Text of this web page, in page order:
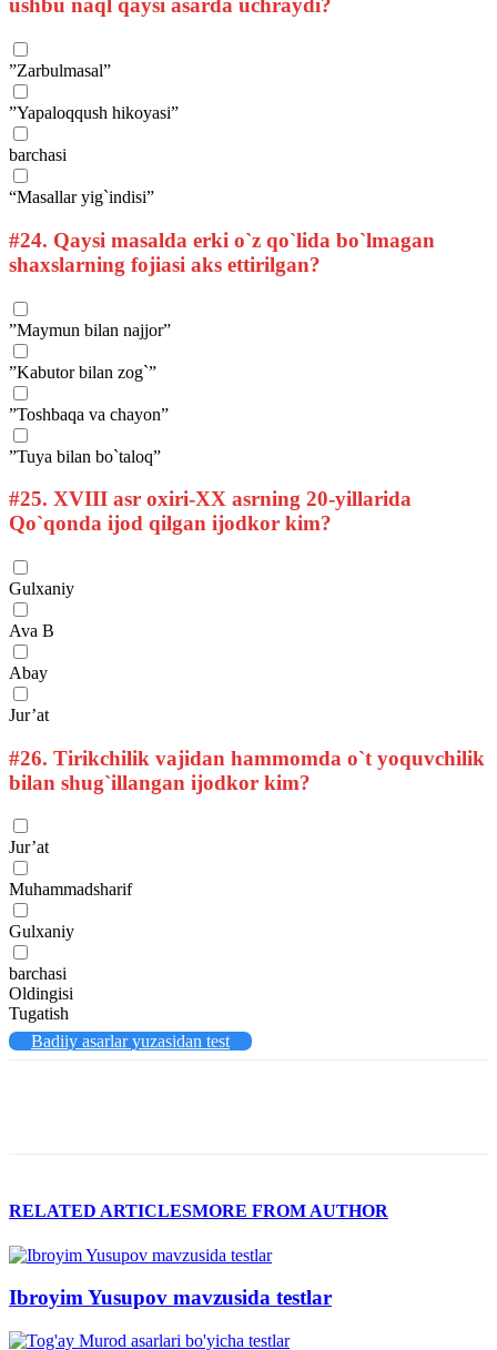
ushbu naql qaysi asarda uchraydi?
”Zarbulmasal”
”Yapaloqqush hikoyasi”
barchasi
“Masallar yig`indisi”
#24. Qaysi masalda erki o`z qo`lida bo`lmagan
shaxslarning fojiasi aks ettirilgan?
”Maymun bilan najjor”
”Kabutor bilan zog`”
”Toshbaqa va chayon”
”Tuya bilan bo`taloq”
#25. XVIII asr oxiri-XX asrning 20-yillarida
Qo`qonda ijod qilgan ijodkor kim?
Gulxaniy
Ava B
Abay
Jur’at
#26. Tirikchilik vajidan hammomda o`t yoquvchilik
bilan shug`illangan ijodkor kim?
Jur’at
Muhammadsharif
Gulxaniy
barchasi
Oldingisi
Tugatish
Badiiy asarlar yuzasidan test
RELATED ARTICLESMORE FROM AUTHOR
Ibroyim Yusupov mavzusida testlar